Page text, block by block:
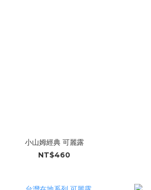
小山姆經典 可麗露
NT$460